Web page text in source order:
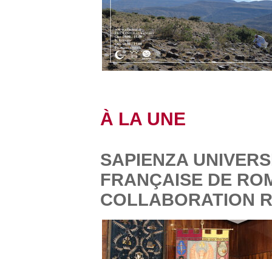
À LA UNE
SAPIENZA
FRANÇAISE DE
COLLABORATION